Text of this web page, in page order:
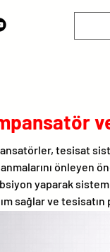
tesisat
önleyen
yaparak
sağlar ve